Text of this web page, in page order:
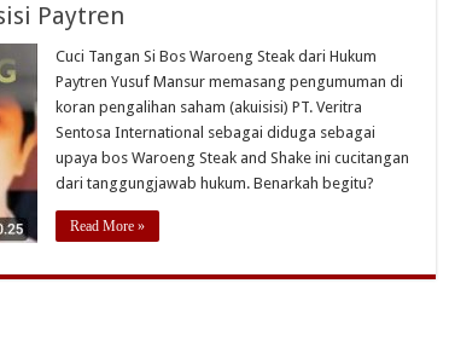
Paytren
Cuci Tangan Si Bos Waroeng Steak dari Hukum
Paytren Yusuf Mansur memasang pengumuman di
koran pengalihan saham (akuisisi) PT. Veritra
Sentosa International sebagai diduga sebagai
upaya bos Waroeng Steak and Shake ini cucitangan
dari tanggungjawab hukum. Benarkah begitu?
Read More »